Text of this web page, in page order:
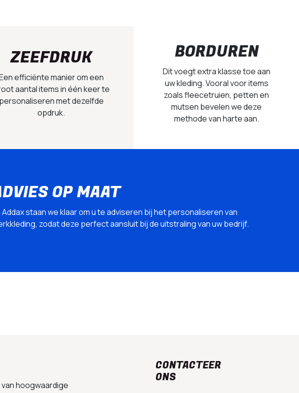
ZEEFDRUK
efficiënte manier om een
aantal items in één keer te
personaliseren met dezelfde
opdruk.
BORDUREN
Dit voegt extra klasse toe aan
uw kleding. Vooral voor items
zoals fleecetruien, petten en
mutsen bevelen we deze
methode van harte aan.
OP MAAT
Addax staan we klaar om u te adviseren bij het personaliseren van
zodat deze perfect aansluit bij de uitstraling van uw bedrijf.
hoogwaardige
CONTACTEER
ONS